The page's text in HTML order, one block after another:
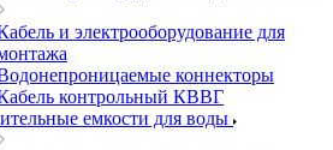
и электрооборудование для
коннекторы
контрольный КВВГ
емкости для воды